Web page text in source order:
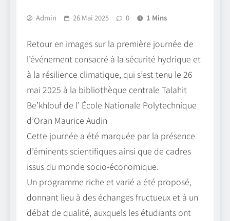
Admin 26 Mai 2025 0 1 Mins
Retour en images sur la première journée de
l’événement consacré à la sécurité hydrique et
à la résilience climatique, qui s’est tenu le 26
mai 2025 à la bibliothèque centrale Talahit
Be’khlouf de l’ École Nationale Polytechnique
d’Oran Maurice Audin
Cette journée a été marquée par la présence
d’éminents scientifiques ainsi que de cadres
issus du monde socio-économique.
Un programme riche et varié a été proposé,
donnant lieu à des échanges fructueux et à un
débat de qualité, auxquels les étudiants ont